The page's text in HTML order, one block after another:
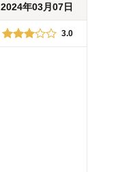
2024年03月07日
3.0